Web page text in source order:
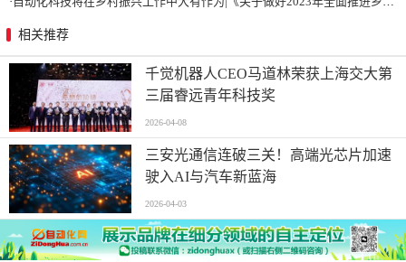
相关推荐
千觉机器人CEO马道林荣获上海交大第
三届睿远青年科技奖
2026-04-08
三安光通信连破三关！高端光芯片加速
驶入AI与汽车新蓝海
2026-04-03